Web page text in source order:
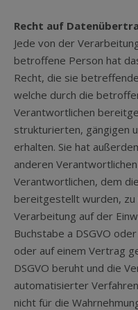
Recht auf
Jede von der
betroffene Person hat
Recht, die sie
welche durch die
Verantwortlichen
strukturierten, gängigen
erhalten. Sie hat
anderen
Verantwortlichen, dem
bereitgestellt wurden,
Verarbeitung auf der
Buchstabe a DSGVO
oder auf einem Vertrag
DSGVO beruht und die
automatisierter
nicht für die